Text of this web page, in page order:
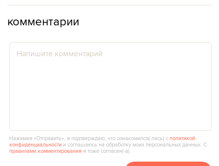
комментарии
Нажимая «Отправить», я подтверждаю, что ознакомился(‑лась) сполитикой
конфиденциальности и соглашаюсь на обработку моих персональных данных. С
правилами комментирования я тоже согласен(‑а).